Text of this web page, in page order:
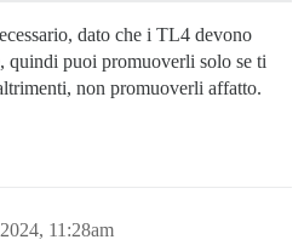
dato che i TL4 devono
quindi puoi promuoverli solo se ti
non promuoverli affatto.
11:28am